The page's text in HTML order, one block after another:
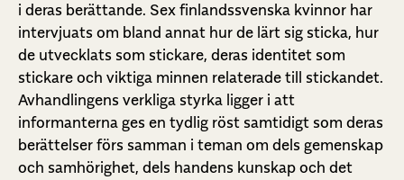
i deras berättande. Sex finlandssvenska kvinnor har
intervjuats om bland annat hur de lärt sig sticka, hur
de utvecklats som stickare, deras identitet som
stickare och viktiga minnen relaterade till stickandet.
Avhandlingens verkliga styrka ligger i att
informanterna ges en tydlig röst samtidigt som deras
berättelser förs samman i teman om dels gemenskap
och samhörighet, dels handens kunskap och det